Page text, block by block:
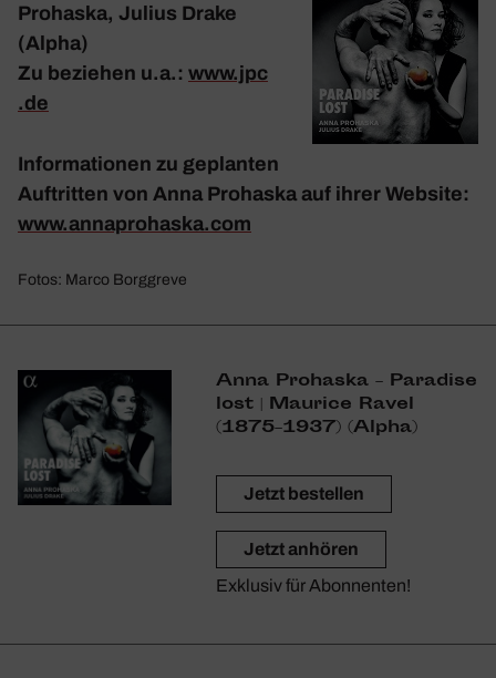
Prohaska, Julius Drake
(Alpha)
Zu beziehen u.a.: www​.jpc​
.de
Infor­ma­tionen zu geplanten
Auftritten von Anna Prohaska auf ihrer Website:
www​.annapro​haska​.com
Fotos: Marco Borggreve
Anna Prohaska – Para­dise
lost | Maurice Ravel
(1875–1937) (Alpha)
Jetzt bestellen
Jetzt anhören
Exklusiv für Abonnenten!